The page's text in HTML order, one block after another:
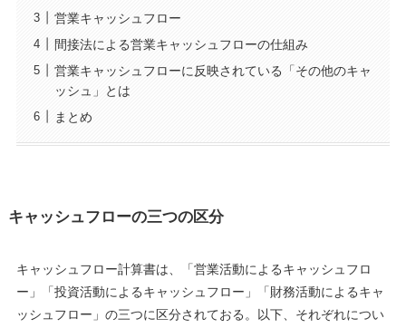
営業キャッシュフロー
間接法による営業キャッシュフローの仕組み
営業キャッシュフローに反映されている「その他のキャ
ッシュ」とは
まとめ
キャッシュフローの三つの区分
キャッシュフロー計算書は、「営業活動によるキャッシュフロ
ー」「投資活動によるキャッシュフロー」「財務活動によるキャ
ッシュフロー」の三つに区分されておる。以下、それぞれについ